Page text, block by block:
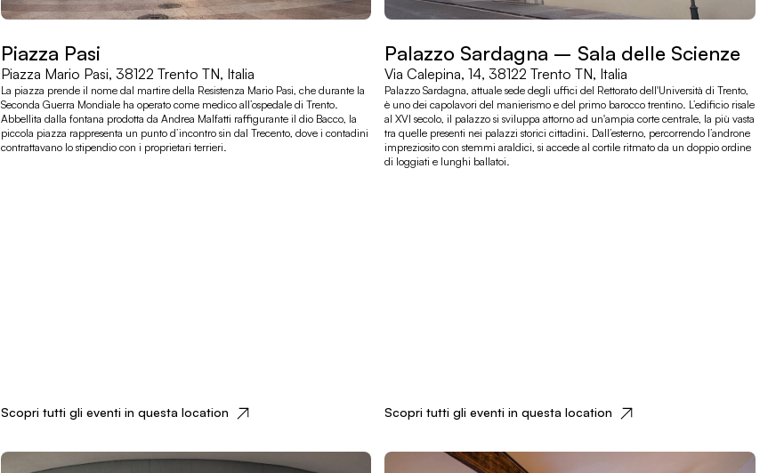
Piazza Pasi
Piazza Mario Pasi, 38122 Trento TN, Italia
La piazza prende il nome dal martire della Resistenza Mario Pasi, che durante la
Seconda Guerra Mondiale ha operato come medico all’ospedale di Trento.
Abbellita dalla fontana prodotta da Andrea Malfatti raffigurante il dio Bacco, la
piccola piazza rappresenta un punto d’incontro sin dal Trecento, dove i contadini
contrattavano lo stipendio con i proprietari terrieri.
Scopri tutti gli eventi in questa location
Palazzo Sardagna – Sala delle Scienze
Via Calepina, 14, 38122 Trento TN, Italia
Palazzo Sardagna, attuale sede degli uffici del Rettorato dell'Università di Trento,
è uno dei capolavori del manierismo e del primo barocco trentino. L’edificio risale
al XVI secolo, il palazzo si sviluppa attorno ad un'ampia corte centrale, la più vasta
tra quelle presenti nei palazzi storici cittadini. Dall’esterno, percorrendo l’androne
impreziosito con stemmi araldici, si accede al cortile ritmato da un doppio ordine
di loggiati e lunghi ballatoi.
Scopri tutti gli eventi in questa location